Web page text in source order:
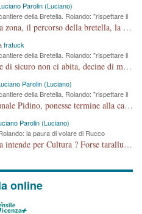
Parolin (Luciano)
della Bretella. Rolando: "rispettare il
Caro fratuck, conosco molto bene la zona, il percorso della bretella, la situazione dei cittadini, abito in Viale Trento. A partire dal 2003 ho partecipato al Comitato di Maddalene pro bretella, e a riunioni propositive per apportare modifiche al progetto. Numerose mie foto del territorio sono arrivate a Roma, altri miei interventi (non graditi dalla Sx) sono stati pubblicati dal GdV, assieme ad altri come Ciro Asproso, ora favorevole alla bretella. Ho partecipato alla raccolta firme per la chiusura della strada x 5 giorni eseguita dal Sindaco Hullwech per sforamento 180 Micro/g. Pertanto come impegno per la tematica sono apposto con la coscienza. Ora il Progetto è partito, fine! Voglio dire che la nuova Giunta "comunale" non c'entra più. L'opera sarà "malauguratamente" eseguita, ma non con il mio placet. Il Consigliere Comunale dovrebbe capire che la campagna elettorale è finita, con buona pace di tutti. Quello che invece dovrebbe interessare è la proprietà della strada, dall'uscita autostradale Ovest, sino alla Rotatoria dell'Albara, vi sono tre possessori: Autostrade SpA; La Provincia, il Comune. Come la mettiamo per il futuro ? I costi, da 50 sono saliti a 100 milioni di € come dire 20 milioni a KM (!) da non credere. Comunque si farà. Ma nessuno canti Vittoria, anzi meglio non farne un ulteriore fatto "partitico" per questioni elettorali o di seggio. Se mi manda la sua mail, sono disponibile ad inviare i documenti e le foto sopra descritte. Con ossequi, Luciano Parolin
fratuck
della Bretella. Rolando: "rispettare il
Non sarà utile a lei dott. Parolin che di sicuro non ci abita, decine di migliaia di TIR, automobili e padroncini che passano quotidianamente per una strada appena rotabile, non è più possibile stendere i panni, attraversare la strada senza rischiare la morte, le case stanno crepando, i tempi sono cambiati e la bretella non passerà assolutamente per maddalene (ma cosa sta a dire?!), dia invece responsabilità a chi ha costruito tagliando la strada che doveva invece terminare a isola vicentina e non al moracchino lasciando Motta di Costabissara ancora in panne di traffico. I tempi sono cambiati dottore e se l'anagrafe della vita stagna nell'essere umano impressioni conservatrici, la società non le considera perchè va avanti, si industrializza e ha bisogno di infrastrutture e di sviluppo. Ultima considerazione, se è geloso di Rolando perchè vede in lui solo campagne politiche mentre si difendono i SOLI diritti dei cittadini, la preghiamo faccia considerazioni più appropriate. Saluti e complimenti per i suoi scritti.
Parolin (Luciano)
della Bretella. Rolando: "rispettare il
Sarebbe ora che il consigliere comunale Pidino, ponesse termine alla campagna elettorale nel territorio del suo seggio Villaggio del Sole. La tiraca è iniziata, distruggerà 6 km di prateria ovest della città, ricca di fonti e sorgenti d'acqua. I cittadini di Maddalene non avranno più Pace la notte. Molta colpa per la costruzione di questa Strada è proprio del signor Rolando,dei suoi gazebo mobili e che vuol far passare questa opera VANDALICA come progetto "utile" a chi ? Non è cosa seria sig. Rolando!
Parolin (Luciano)
la paura di volare di Rucco
Vorrei sapere dal C.C. Rolando cosa intende per Cultura ? Forse tarallucci, vino e sagre, o spaghetti tricolori del PD ? Il continuo (s)parlare della mostra a Palazzo Chiericati caro consigliere DANNEGGIA FORTEMENTE l'immagine della città TUTTA e fa deviare i consensi che in RUSSIA (badi bene ex U.R.S.S.) sono ECCELLENTI. A livello artistico l'evento è di alta Valenza culturale, COMPITO di Tutta la Cittadinanza fare il possibile per propagandare l'iniziativa senza farne UN CASO PARTITICO come fa Lei da sempre. Meno Gazebo + Partecipazione! E così sia. Amen.
online